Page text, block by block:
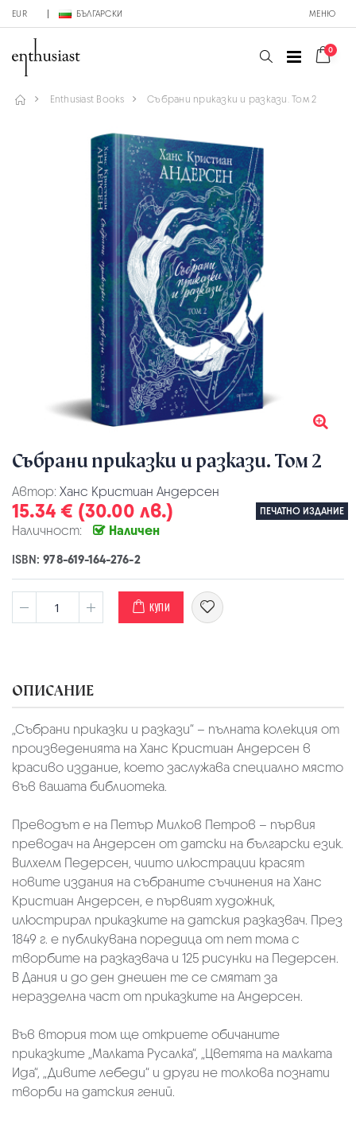
EUR БЪЛГАРСКИ МЕНЮ
0
Enthusiast Books Събрани приказки и разкази. Том 2
Събрани приказки и разкази. Том 2
Автор: Ханс Кристиан Андерсен
15.34 € (30.00 лв.) ПЕЧАТНО ИЗДАНИЕ
Наличност: Наличен
ISBN:978-619-164-276-2
КУПИ
ОПИСАНИЕ
„Събрани приказки и разкази“ – пълната колекция от
произведенията на Ханс Кристиан Андерсен в
красиво издание, което заслужава специално място
във вашата библиотека.
Преводът е на Петър Милков Петров – първия
преводач на Андерсен от датски на български език.
Вилхелм Педерсен, чиито илюстрации красят
новите издания на събраните съчинения на Ханс
Кристиан Андерсен, е първият художник,
илюстрирал приказките на датския разказвач. През
1849 г. е публикувана поредица от пет тома с
творбите на разказвача и 125 рисунки на Педерсен.
В Дания и до ден днешен те се смятат за
неразделна част от приказките на Андерсен.
Във втория том ще откриете обичаните
приказките „Малката Русалка“, „Цветята на малката
Ида“, „Дивите лебеди“ и други не толкова познати
творби на датския гений.